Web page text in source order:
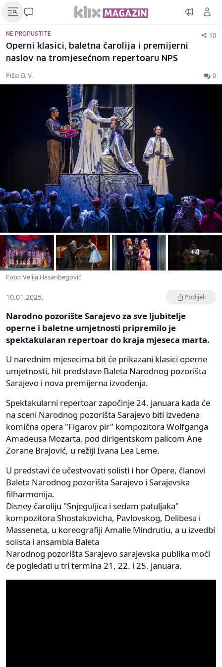
NE PROPUSTITE 10
Operni klasici, baletna čarolija i premijerni
naslov na tromjesečnom repertoaru NPS
Piše: D. V. 0
+4
Foto: Velija Hasanbegović
10.01.2025. Podijeli
Narodno pozorište Sarajevo za sve ljubitelje
operne i baletne umjetnosti pripremilo je
spektakularan repertoar do kraja mjeseca marta.
U narednim mjesecima bit će prikazani klasici operne
umjetnosti, hit predstave Baleta Narodnog pozorišta
Sarajevo i nova premijerna izvođenja.
Spektakularni repertoar započinje 24. januara kada će
na sceni Narodnog pozorišta Sarajevo biti izvedena
komična opera "Figarov pir" kompozitora Wolfganga
Amadeusa Mozarta, pod dirigentskom palicom Ane
Zorane Brajović, u režiji Ivana Lea Leme.
U predstavi će učestvovati solisti i hor Opere, članovi
Baleta Narodnog pozorišta Sarajevo i Sarajevska
filharmonija.
Disney čaroliju "Snjeguljica i sedam patuljaka"
kompozitora Shostakovicha, Pavlovskog, Delibesa i
Masseneta, u koreografiji Amalie Mindrutiu, a u izvedbi
solista i ansambla Baleta
Narodnog pozorišta Sarajevo sarajevska publika moći
će pogledati u tri termina 21, 22. i 25. januara.